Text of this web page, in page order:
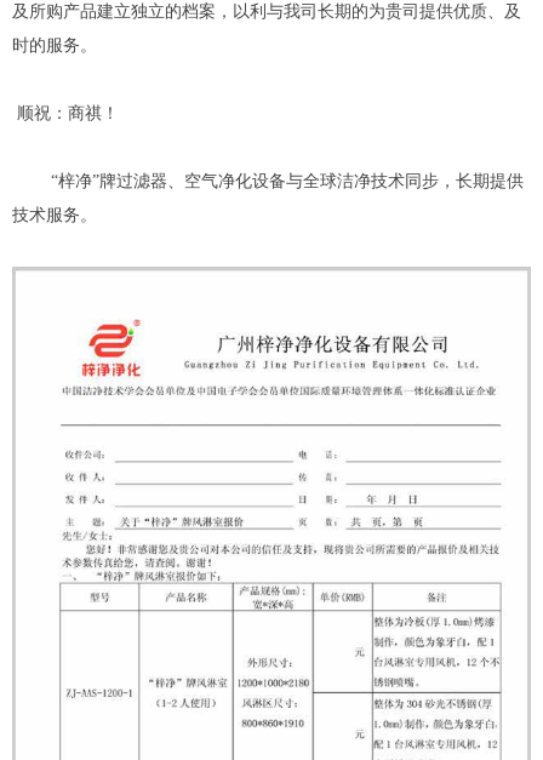
及所购产品建立独立的档案，以利与我司长期的为贵司提供优质、及
时的服务。
顺祝：商祺！
“梓净”牌过滤器、空气净化设备与全球洁净技术同步，长期提供
技术服务。